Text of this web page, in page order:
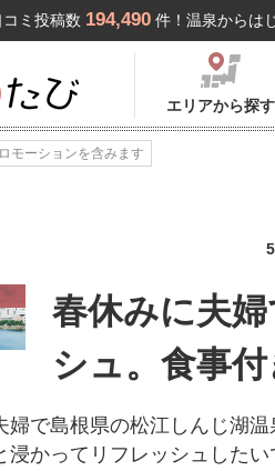
ミ投稿数 194,490 件！温泉からは
エリアから探す
モーションを含みます
春休みに夫
シュ。食事
婦で島根県の松江しんじ湖
浸かってリフレッシュした